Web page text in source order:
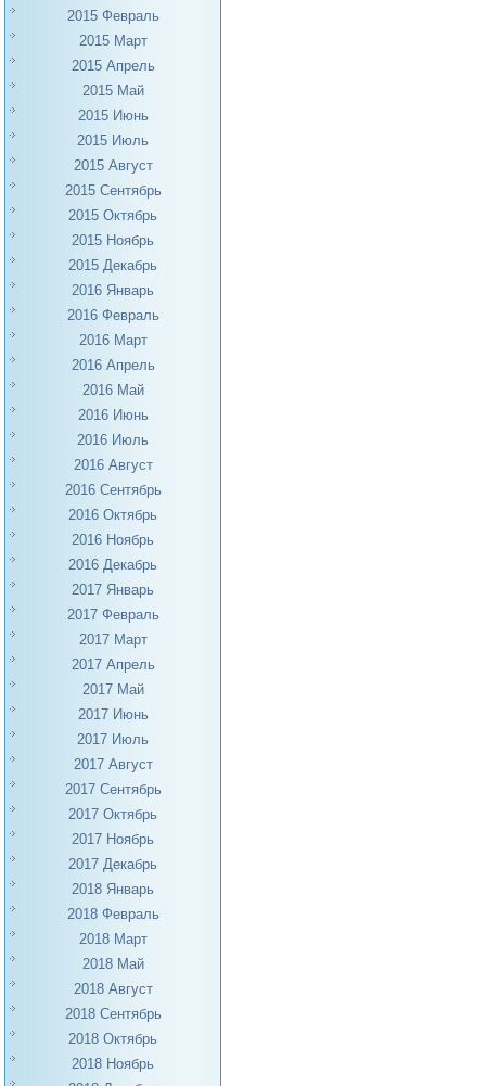
2015 Февраль
2015 Март
2015 Апрель
2015 Май
2015 Июнь
2015 Июль
2015 Август
2015 Сентябрь
2015 Октябрь
2015 Ноябрь
2015 Декабрь
2016 Январь
2016 Февраль
2016 Март
2016 Апрель
2016 Май
2016 Июнь
2016 Июль
2016 Август
2016 Сентябрь
2016 Октябрь
2016 Ноябрь
2016 Декабрь
2017 Январь
2017 Февраль
2017 Март
2017 Апрель
2017 Май
2017 Июнь
2017 Июль
2017 Август
2017 Сентябрь
2017 Октябрь
2017 Ноябрь
2017 Декабрь
2018 Январь
2018 Февраль
2018 Март
2018 Май
2018 Август
2018 Сентябрь
2018 Октябрь
2018 Ноябрь